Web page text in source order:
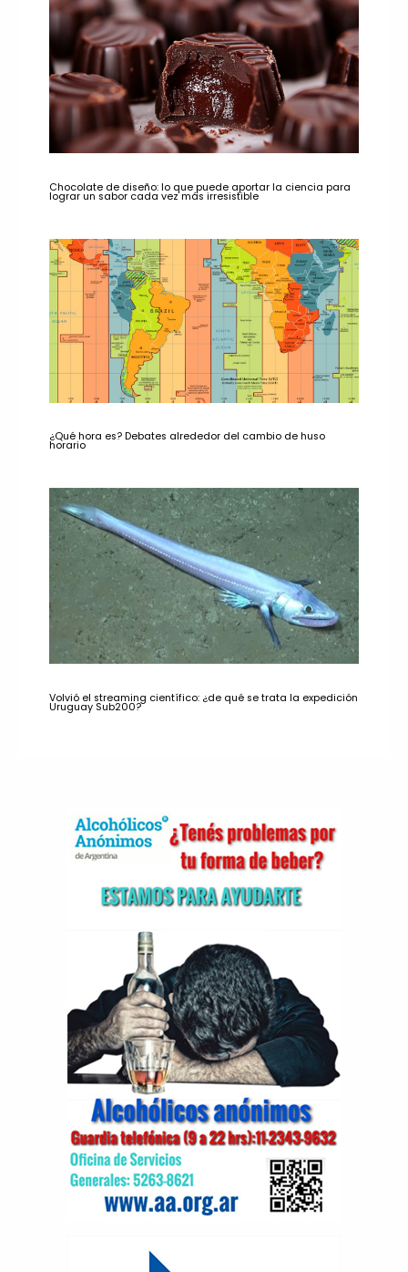
Chocolate de diseño: lo que puede aportar la ciencia para
lograr un sabor cada vez más irresistible
¿Qué hora es? Debates alrededor del cambio de huso
horario
Volvió el streaming científico: ¿de qué se trata la expedición
Uruguay Sub200?